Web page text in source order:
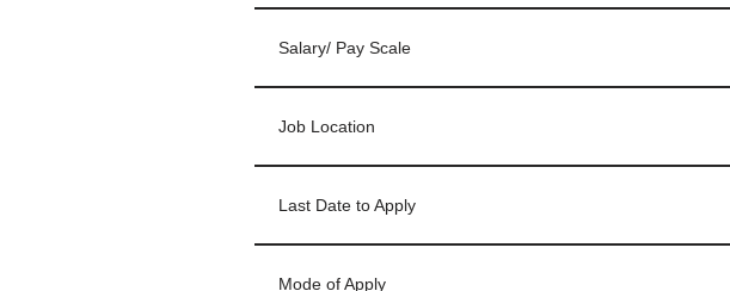
Salary/ Pay Scale
Job Location
Last Date to Apply
Mode of Apply